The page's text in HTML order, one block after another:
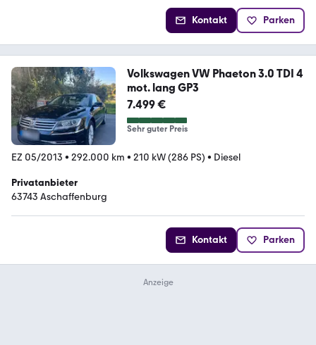
Kontakt Parken
Volkswagen VW Phaeton 3.0 TDI 4
mot. lang GP3
7.499 €
Sehr guter Preis
EZ 05/2013 • 292.000 km • 210 kW (286 PS) • Diesel
Privatanbieter
63743 Aschaffenburg
Kontakt Parken